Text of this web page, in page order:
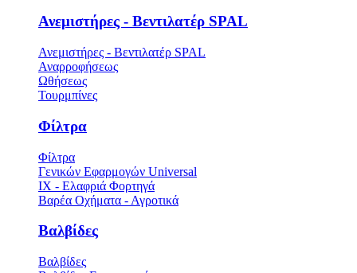
Ανεμιστήρες - Βεντιλατέρ SPAL
Ανεμιστήρες - Βεντιλατέρ SPAL
Αναρροφήσεως
Ωθήσεως
Τουρμπίνες
Φίλτρα
Φίλτρα
Γενικών Εφαρμογών Universal
ΙΧ - Ελαφριά Φορτηγά
Βαρέα Οχήματα - Αγροτικά
Βαλβίδες
Βαλβίδες